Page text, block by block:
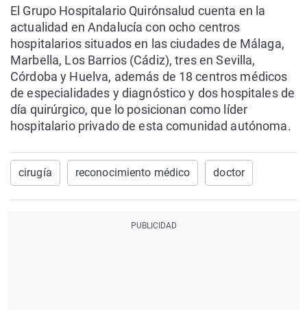
El Grupo Hospitalario Quirónsalud cuenta en la
actualidad en Andalucía con ocho centros
hospitalarios situados en las ciudades de Málaga,
Marbella, Los Barrios (Cádiz), tres en Sevilla,
Córdoba y Huelva, además de 18 centros médicos
de especialidades y diagnóstico y dos hospitales de
día quirúrgico, que lo posicionan como líder
hospitalario privado de esta comunidad autónoma.
cirugía reconocimiento médico doctor